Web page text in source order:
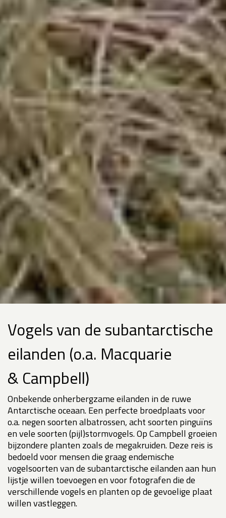
Vogels van de subantarctische
eilanden (o.a. Macquarie
& Campbell)
Onbekende onherbergzame eilanden in de ruwe
Antarctische oceaan. Een perfecte broedplaats voor
o.a. negen soorten albatrossen, acht soorten pinguïns
en vele soorten (pijl)stormvogels. Op Campbell groeien
bijzondere planten zoals de megakruiden. Deze reis is
bedoeld voor mensen die graag endemische
vogelsoorten van de subantarctische eilanden aan hun
lijstje willen toevoegen en voor fotografen die de
verschillende vogels en planten op de gevoelige plaat
willen vastleggen.